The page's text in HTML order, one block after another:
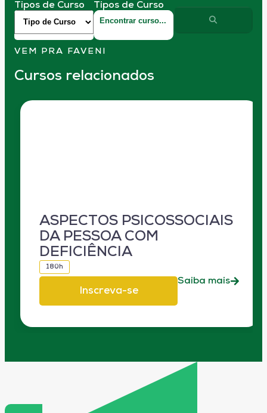
Tipos de Curso Tipos de Curso
VEM PRA FAVENI
Cursos relacionados
ASPECTOS PSICOSSOCIAIS
DA PESSOA COM
DEFICIÊNCIA
180h
Inscreva-se
Saiba mais